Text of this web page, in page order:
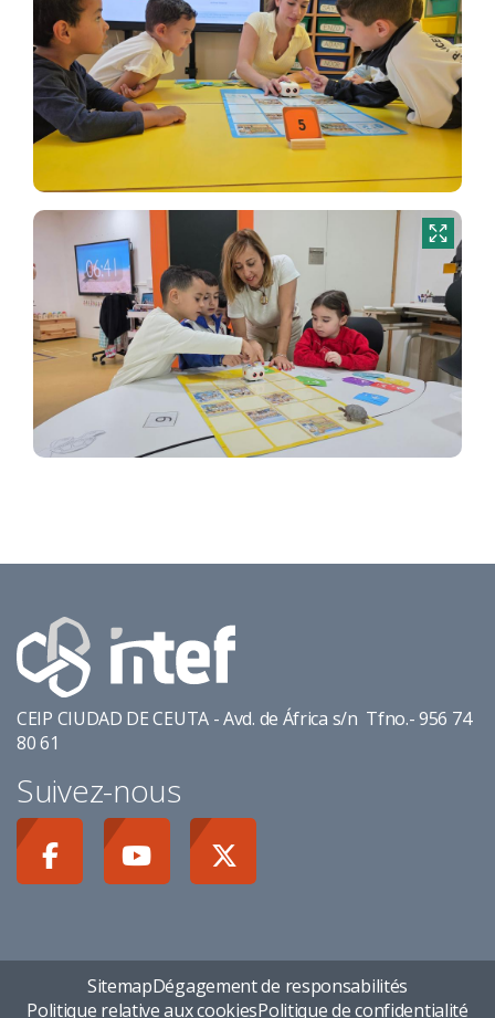
CEIP CIUDAD DE CEUTA - Avd. de África s/n Tfno.- 956 74
80 61
Suivez-nous
SitemapDégagement de responsabilités
Politique relative aux cookiesPolitique de confidentialité